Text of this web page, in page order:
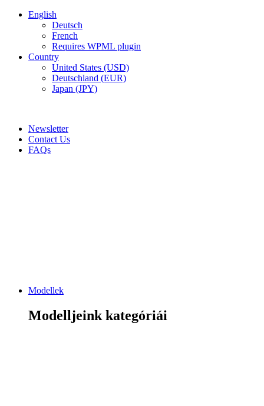
English
Deutsch
French
Requires WPML plugin
Country
United States (USD)
Deutschland (EUR)
Japan (JPY)
Newsletter
Contact Us
FAQs
Modellek
Modelljeink kategóriái